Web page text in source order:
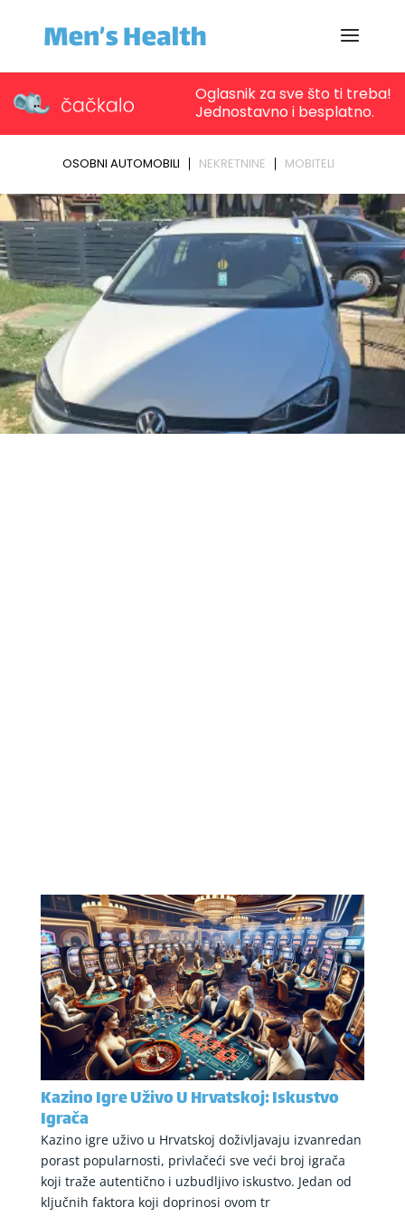
Kazino Igre Uživo U Hrvatskoj: Iskustvo
Igrača
Kazino igre uživo u Hrvatskoj doživljavaju izvanredan
porast popularnosti, privlačeći sve veći broj igrača
koji traže autentično i uzbudljivo iskustvo. Jedan od
ključnih faktora koji doprinosi ovom tr